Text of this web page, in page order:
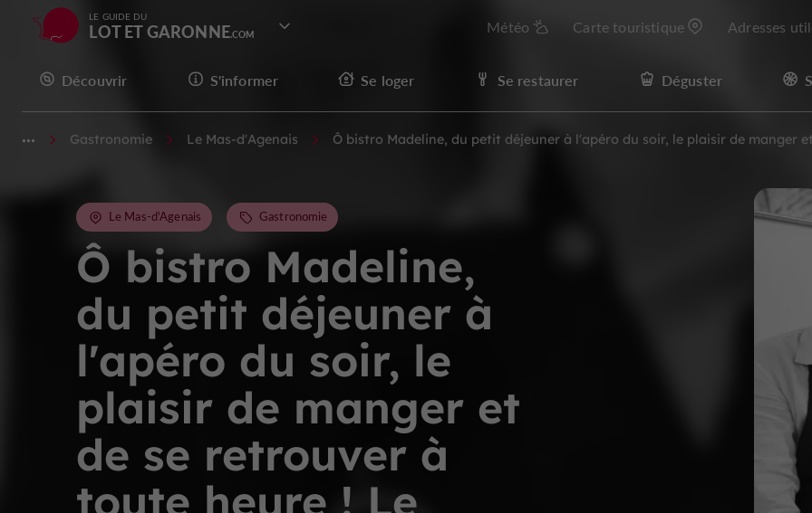
LE GUIDE DU
LOT ET GARONNE Météo Carte touristique Adresses
Découvrir S'informer Se loger Se restaurer Déguster
Gastronomie Le Mas-d'Agenais Ô bistro Madeline, du petit déjeuner à l'apéro du soir, le plaisir de manger
Ô bistro Madeline,
du petit déjeuner à
l'apéro du soir, le
plaisir de manger et
de se retrouver à
toute heure ! Le
Le Mas-d'Agenais Gastronomie